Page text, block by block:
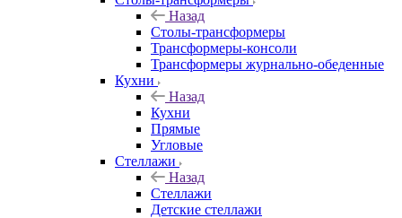
Назад
Столы-трансформеры
Трансформеры-консоли
Трансформеры журнально-обеденные
Кухни
Назад
Кухни
Прямые
Угловые
Стеллажи
Назад
Стеллажи
Детские стеллажи